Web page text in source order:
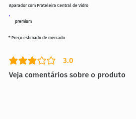
premium
Aparador com Prateleira Central de Vidro
3.0
classificação média é 3 de 5
Veja comentários sobre o produto
* Preço estimado de mercado